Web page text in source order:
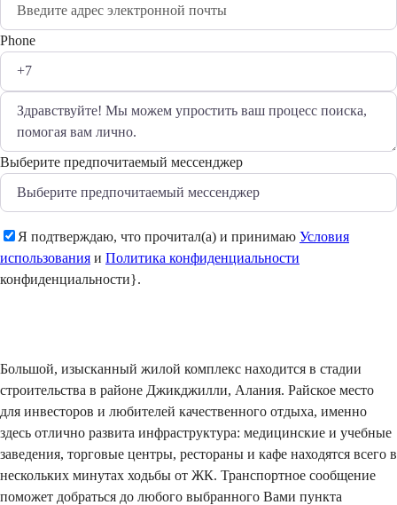
Phone
Выберите предпочитаемый мессенджер
Я подтверждаю, что прочитал(а) и принимаю Условия
использования и Политика конфиденциальности
конфиденциальности}.
Большой, изысканный жилой комплекс находится в стадии
строительства в районе Джикджилли, Алания. Райское место
для инвесторов и любителей качественного отдыха, именно
здесь отлично развита инфраструктура: медицинские и учебные
заведения, торговые центры, рестораны и кафе находятся всего в
нескольких минутах ходьбы от ЖК. Транспортное сообщение
поможет добраться до любого выбранного Вами пункта